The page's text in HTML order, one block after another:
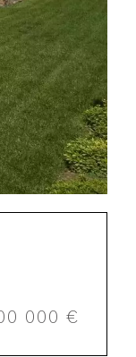
000 €